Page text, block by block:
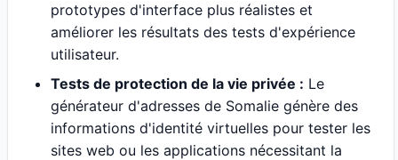
prototypes d'interface plus réalistes et
améliorer les résultats des tests d'expérience
utilisateur.
Tests de protection de la vie privée : Le
générateur d'adresses de Somalie génère des
informations d'identité virtuelles pour tester les
sites web ou les applications nécessitant la